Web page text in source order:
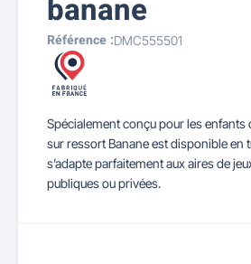
banane
Référence :DMC555501
Spécialement conçu pour les enfants
sur ressort Banane est disponible en
s’adapte parfaitement aux aires de
publiques ou privées.